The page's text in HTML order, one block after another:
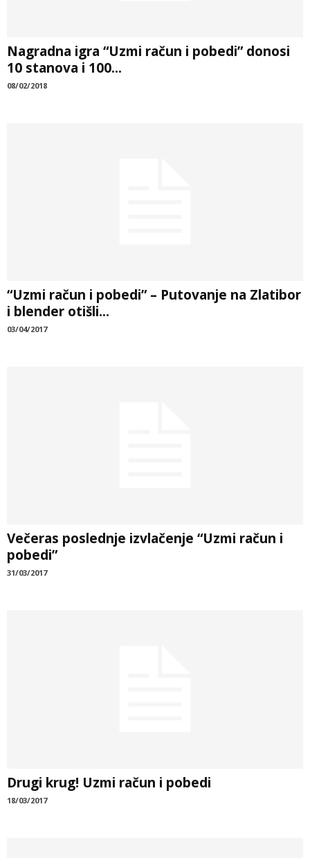
Nagradna igra “Uzmi račun i pobedi” donosi
10 stanova i 100...
08/02/2018
“Uzmi račun i pobedi” – Putovanje na Zlatibor
i blender otišli...
03/04/2017
Večeras poslednje izvlačenje “Uzmi račun i
pobedi”
31/03/2017
Drugi krug! Uzmi račun i pobedi
18/03/2017